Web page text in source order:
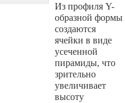
Из профиля Y-
образной формы
создаются
ячейки в виде
усеченной
пирамиды, что
зрительно
увеличивает
высоту